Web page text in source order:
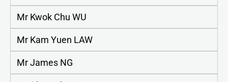
Mr Kwok Chu WU
Mr Kam Yuen LAW
Mr James NG